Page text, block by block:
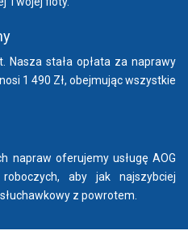
Nasza stała opłata za naprawy
1 490 Zł, obejmując wszystkie
napraw oferujemy usługę AOG
aby jak najszybciej
z powrotem.